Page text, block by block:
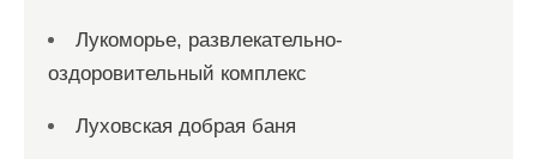
Лукоморье, развлекательно-
оздоровительный комплекс
Луховская добрая баня